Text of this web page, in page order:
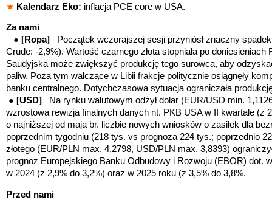
★ Kalendarz Eko: inflacja PCE core w USA.
Za nami
● [Ropa]
Początek wczorajszej sesji przyniósł znaczny
Crude: -2,9%). Wartość czarnego złota stopniała po doniesieniach
Saudyjska może zwiększyć produkcję tego surowca, aby
paliw. Poza tym walczące w Libii frakcje politycznie osiągnęły
banku centralnego. Dotychczasowa sytuacja ograniczała
● [USD]
Na rynku walutowym odżył dolar (EUR/USD min.
wzrostowa rewizja finalnych danych nt. PKB USA w II kwartale (z
o najniższej od maja br. liczbie nowych wniosków o zasiłek dla
poprzednim tygodniu (218 tys. vs prognoza 224 tys.; poprzednio
złotego (EUR/PLN max. 4,2798, USD/PLN max. 3,8393)
prognoz Europejskiego Banku Odbudowy i Rozwoju (EBOR) dot.
w 2024 (z 2,9% do 3,2%) oraz w 2025 roku (z 3,5% do 3,8%.
Przed nami